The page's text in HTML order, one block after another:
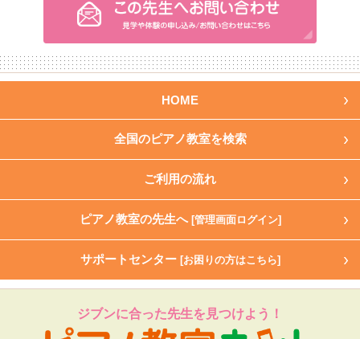
HOME
全国のピアノ教室を検索
ご利用の流れ
ピアノ教室の先生へ [管理画面ログイン]
サポートセンター [お困りの方はこちら]
ジブンに合った先生を見つけよう！